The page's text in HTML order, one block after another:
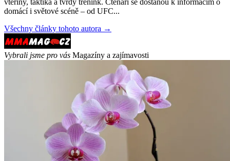
domácí i světové scéně – od UFC...
Všechny články tohoto autora →
Vybrali jsme pro vás Magazíny a zajímavosti